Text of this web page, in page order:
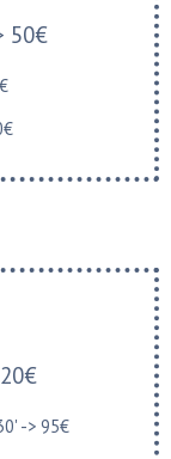
50€
-> 95€